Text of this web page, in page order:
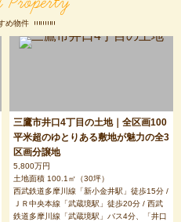
め物件
三鷹市井口4丁目の土地｜全区画100
平米超のゆとりある敷地が魅力の全3
区画分譲地
5,800万円
土地面積 100.1㎡（30坪）
西武鉄道多摩川線「新小金井駅」徒歩15分 /
ＪＲ中央本線「武蔵境駅」徒歩20分 / 西武
鉄道多摩川線「武蔵境駅」バス4分、「井口